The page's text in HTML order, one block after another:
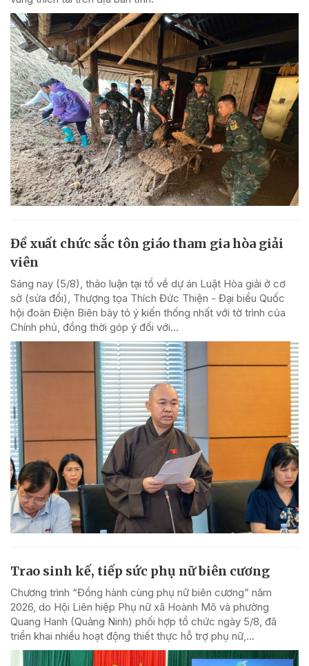
Đề xuất chức sắc tôn giáo tham gia hòa giải
viên
Sáng nay (5/8), thảo luận tại tổ về dự án Luật Hòa giải ở cơ
sở (sửa đổi), Thượng tọa Thích Đức Thiện - Đại biểu Quốc
hội đoàn Điện Biên bày tỏ ý kiến thống nhất với tờ trình của
Chính phủ, đồng thời góp ý đối với...
Trao sinh kế, tiếp sức phụ nữ biên cương
Chương trình “Đồng hành cùng phụ nữ biên cương” năm
2026, do Hội Liên hiệp Phụ nữ xã Hoành Mô và phường
Quang Hanh (Quảng Ninh) phối hợp tổ chức ngày 5/8, đã
triển khai nhiều hoạt động thiết thực hỗ trợ phụ nữ,...